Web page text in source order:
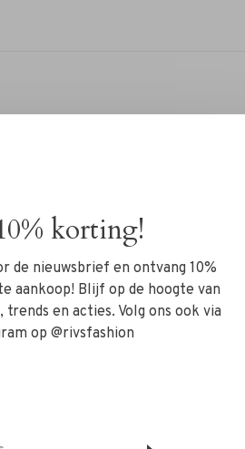
korting!
de nieuwsbrief en ontvang 10%
aankoop! Blijf op de hoogte van
en acties. Volg ons ook via
op @rivsfashion